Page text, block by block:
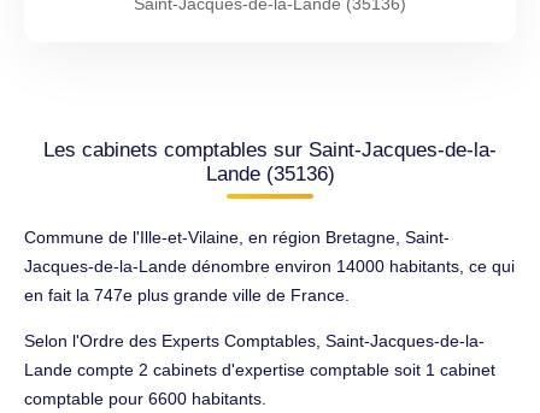
Les cabinets comptables sur Saint-Jacques-de-la-
Lande (35136)
Commune de l'Ille-et-Vilaine, en région Bretagne, Saint-
Jacques-de-la-Lande dénombre environ 14000 habitants, ce qui
en fait la 747e plus grande ville de France.
Selon l'Ordre des Experts Comptables, Saint-Jacques-de-la-
Lande compte 2 cabinets d'expertise comptable soit 1 cabinet
comptable pour 6600 habitants.